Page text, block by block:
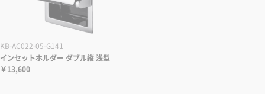
KB-AC022-05-G141
インセットホルダー ダブル縦 浅型
￥13,600